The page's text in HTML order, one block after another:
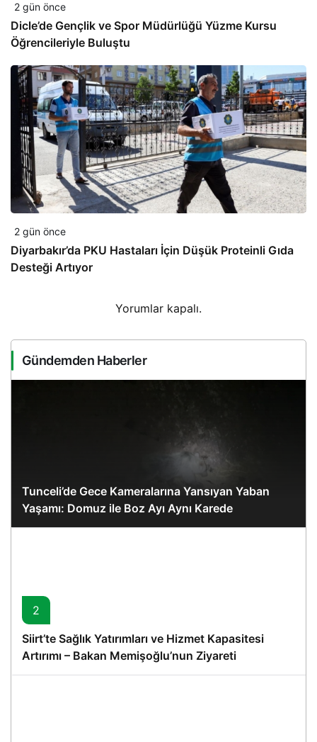
2 gün önce
Dicle’de Gençlik ve Spor Müdürlüğü Yüzme Kursu
Öğrencileriyle Buluştu
2 gün önce
Diyarbakır’da PKU Hastaları İçin Düşük Proteinli Gıda
Desteği Artıyor
Yorumlar kapalı.
Gündemden Haberler
Tunceli’de Gece Kameralarına Yansıyan Yaban
Yaşamı: Domuz ile Boz Ayı Aynı Karede
2
Siirt’te Sağlık Yatırımları ve Hizmet Kapasitesi
Artırımı – Bakan Memişoğlu’nun Ziyareti